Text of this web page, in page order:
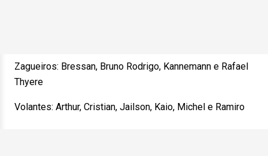
Zagueiros: Bressan, Bruno Rodrigo, Kannemann e Rafael
Thyere
Volantes: Arthur, Cristian, Jailson, Kaio, Michel e Ramiro